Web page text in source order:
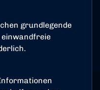
grundlegende
einwandfreie